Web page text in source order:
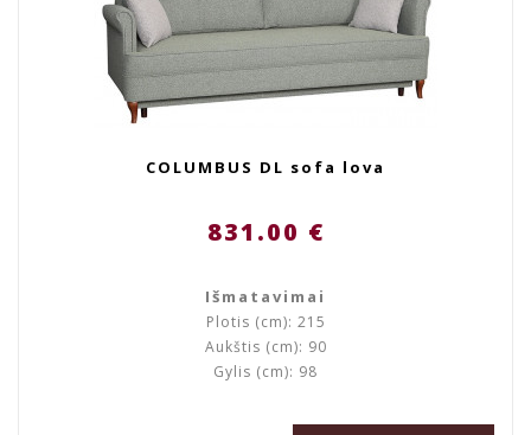
COLUMBUS DL sofa lova
831.00 €
Išmatavimai
Plotis (cm): 215
Aukštis (cm): 90
Gylis (cm): 98